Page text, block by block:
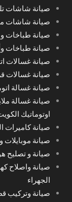
صيانة شاشات
صيانة شاشات
صيانة طباخات
صيانة طباخات
صيانة غسالات
صيانة غسالات
صيانة غسالة
اوتوماتيك
صيانة كاميرات
صيانة
صيانة و تصليح
صيانة واصلاح
الجهراء
صيانة وتركيب